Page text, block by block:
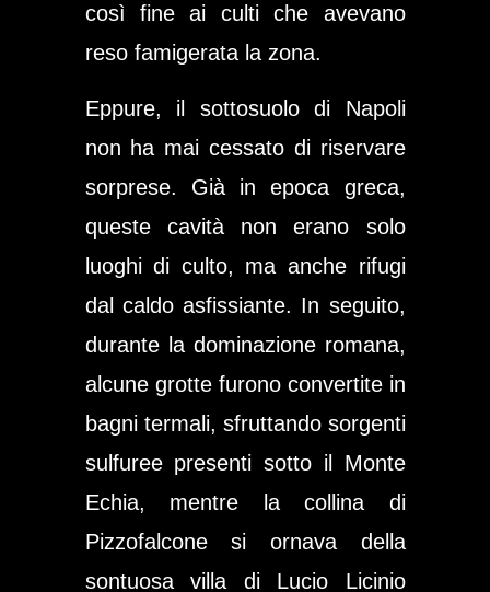
così fine ai culti che avevano
reso famigerata la zona.
Eppure, il sottosuolo di Napoli
non ha mai cessato di riservare
sorprese. Già in epoca greca,
queste cavità non erano solo
luoghi di culto, ma anche rifugi
dal caldo asfissiante. In seguito,
durante la dominazione romana,
alcune grotte furono convertite in
bagni termali, sfruttando sorgenti
sulfuree presenti sotto il Monte
Echia, mentre la collina di
Pizzofalcone si ornava della
sontuosa villa di Lucio Licinio